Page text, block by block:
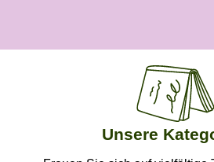
Unsere